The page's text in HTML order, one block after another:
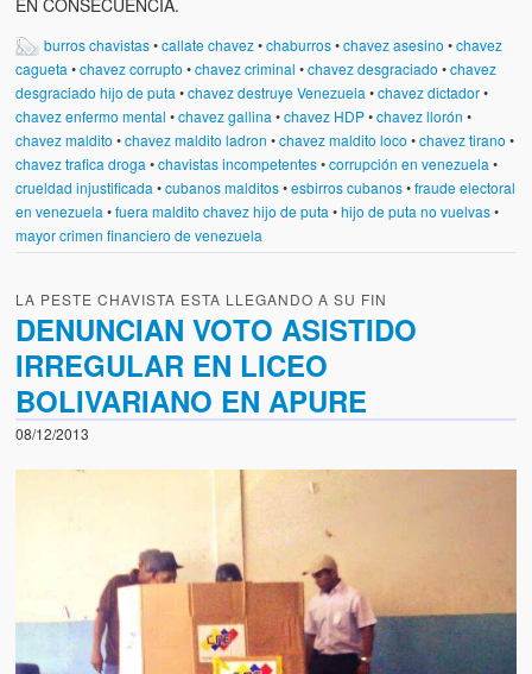
burros chavistas•callate chavez•chaburros•chavez asesino •chavez
cagueta •chavez corrupto •chavez criminal •chavez desgraciado •chavez
desgraciado hijo de puta •chavez destruye Venezuela •chavez dictador•
chavez enfermo mental •chavez gallina •chavez HDP•chavez llorón •
chavez maldito •chavez maldito ladron •chavez maldito loco •chavez tirano •
chavez trafica droga •chavistas incompetentes•corrupción en venezuela •
crueldad injustificada •cubanos malditos•esbirros cubanos•fraude electoral
en venezuela •fuera maldito chavez hijo de puta •hijo de puta no vuelvas•
mayor crimen financiero de venezuela
LA PESTE CHAVISTA ESTA LLEGANDO A SU FIN
DENUNCIAN VOTO ASISTIDO
IRREGULAR EN LICEO
BOLIVARIANO EN APURE
08/12/2013